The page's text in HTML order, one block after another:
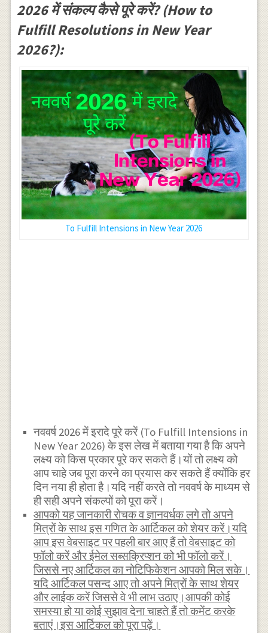
2026 में संकल्प कैसे पूरे करें? (How to
Fulfill Resolutions in New Year
2026?):
To Fulfill Intensions in New Year 2026
नववर्ष 2026 में इरादे पूरे करें (To Fulfill Intensions in
New Year 2026) के इस लेख में बताया गया है कि अपने
लक्ष्य को किस प्रकार पूरे कर सकते हैं।यों तो लक्ष्य को
आप चाहे जब पूरा करने का प्रयास कर सकते हैं क्योंकि हर
दिन नया ही होता है।यदि नहीं करते तो नववर्ष के माध्यम से
ही सही अपने संकल्पों को पूरा करें।
आपको यह जानकारी रोचक व ज्ञानवर्धक लगे तो अपने
मित्रों के साथ इस गणित के आर्टिकल को शेयर करें।यदि
आप इस वेबसाइट पर पहली बार आए हैं तो वेबसाइट को
फॉलो करें और ईमेल सब्सक्रिप्शन को भी फॉलो करें।
जिससे नए आर्टिकल का नोटिफिकेशन आपको मिल सके।
यदि आर्टिकल पसन्द आए तो अपने मित्रों के साथ शेयर
और लाईक करें जिससे वे भी लाभ उठाए।आपकी कोई
समस्या हो या कोई सुझाव देना चाहते हैं तो कमेंट करके
बताएं।इस आर्टिकल को पूरा पढ़ें।